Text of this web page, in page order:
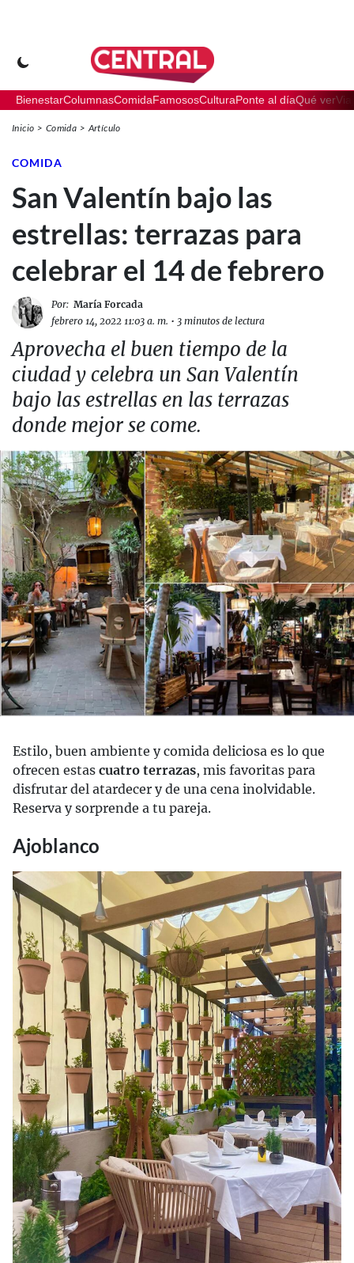
BienestarColumnasComidaFamososCulturaPonte al díaQué ver
Inicio Comida Artículo
COMIDA
San Valentín bajo las
estrellas: terrazas para
celebrar el 14 de febrero
Por: María Forcada
febrero 14, 2022 11:03 a. m. • 3 minutos de lectura
Aprovecha el buen tiempo de la
ciudad y celebra un San Valentín
bajo las estrellas en las terrazas
donde mejor se come.
Estilo, buen ambiente y comida deliciosa es lo que
ofrecen estas cuatro terrazas, mis favoritas para
disfrutar del atardecer y de una cena inolvidable.
Reserva y sorprende a tu pareja.
Ajoblanco